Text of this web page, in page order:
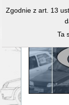
Zgodnie z art. 13
Ta